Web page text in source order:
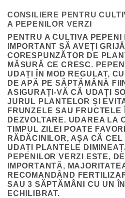
CONSILIERE PENTRU
A PEPENILOR VERZI
PENTRU A CULTIVA PEPENI
IMPORTANT SĂ AVEȚI
CORESPUNZĂTOR DE
MĂSURĂ CE CRESC.
UDAȚI ÎN MOD REGULAT,
DE APĂ PE SĂPTĂMÂNĂ
ASIGURAȚI-VĂ CĂ UDAȚI
JURUL PLANTELOR ȘI
FRUNZELE SAU FRUCTELE
DEZVOLTARE. UDAREA LA
TIMPUL ZILEI POATE
RĂDĂCINILOR, AȘA CĂ
UDAȚI PLANTELE
PEPENILOR VERZI ESTE,
IMPORTANTĂ,
RECOMANDÂND
SAU 3 SĂPTĂMÂNI CU UN
ECHILIBRAT.